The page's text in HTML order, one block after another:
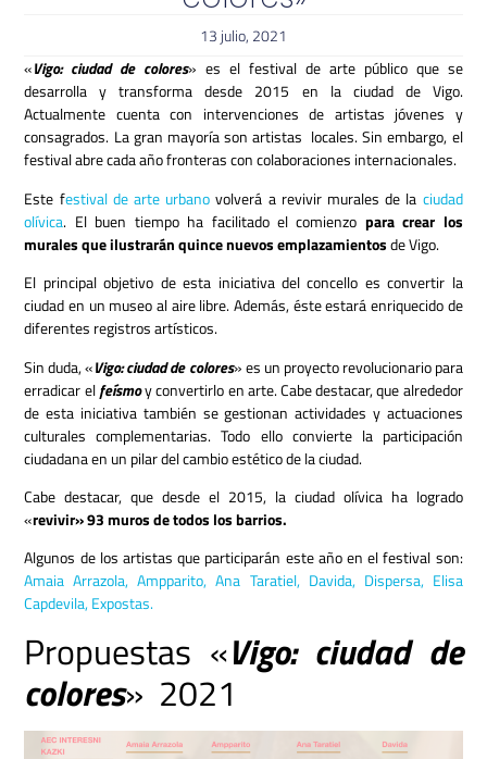
13 julio, 2021
«Vigo: ciudad de colores» es el festival de arte público que se
desarrolla y transforma desde 2015 en la ciudad de Vigo.
Actualmente cuenta con intervenciones de artistas jóvenes y
consagrados. La gran mayoría son artistas locales. Sin embargo, el
festival abre cada año fronteras con colaboraciones internacionales.
Este festival de arte urbano volverá a revivir murales de la ciudad
olívica. El buen tiempo ha facilitado el comienzo para crear los
murales que ilustrarán quince nuevos emplazamientosde Vigo.
El principal objetivo de esta iniciativa del concello es convertir la
ciudad en un museo al aire libre. Además, éste estará enriquecido de
diferentes registros artísticos.
Sin duda, «Vigo: ciudad de colores» es un proyecto revolucionario para
erradicar elfeísmoy convertirlo en arte. Cabe destacar, que alrededor
de esta iniciativa también se gestionan actividades y actuaciones
culturales complementarias. Todo ello convierte la participación
ciudadana en un pilar del cambio estético de la ciudad.
Cabe destacar, que desde el 2015, la ciudad olívica ha logrado
«revivir» 93 muros de todos los barrios.
Algunos de los artistas que participarán este año en el festival son:
Amaia Arrazola,Ampparito,Ana Taratiel, Davida, Dispersa, Elisa
Capdevila,Expostas.
Propuestas «Vigo: ciudad de
colores» 2021